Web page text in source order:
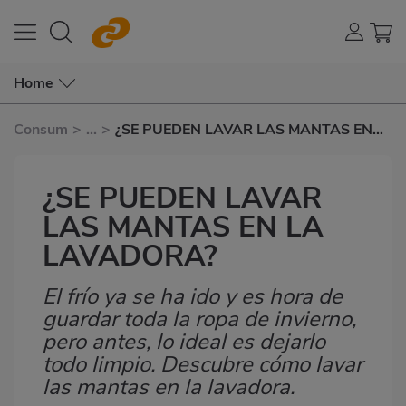
Home
Consum > ... > ¿SE PUEDEN LAVAR LAS MANTAS EN
¿SE PUEDEN LAVAR
LAS MANTAS EN LA
LAVADORA?
Subtítulo
El frío ya se ha ido y es hora de
guardar toda la ropa de invierno,
pero antes, lo ideal es dejarlo
todo limpio. Descubre cómo lavar
las mantas en la lavadora.